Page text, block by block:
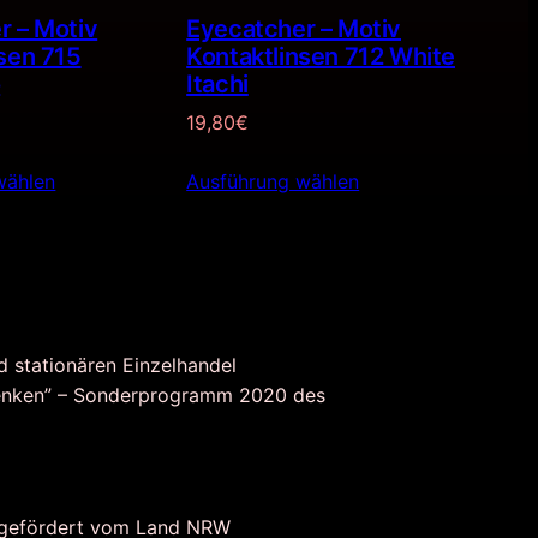
– Motiv
715
Eyecatcher – Motiv
Kontaktlinsen 712 White
Itachi
19,80€
Ausführung wählen
stationären Einzelhandel
– Sonderprogramm 2020 des
vom Land NRW